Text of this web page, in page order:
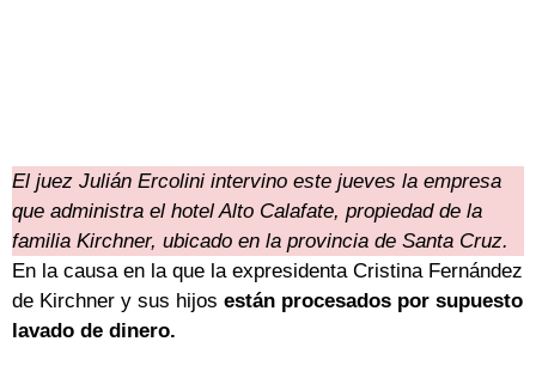
El juez Julián Ercolini intervino este jueves la empresa
que administra el hotel Alto Calafate, propiedad de la
familia Kirchner, ubicado en la provincia de Santa Cruz.
En la causa en la que la expresidenta Cristina Fernández
de Kirchner y sus hijos están procesados por supuesto
lavado de dinero.